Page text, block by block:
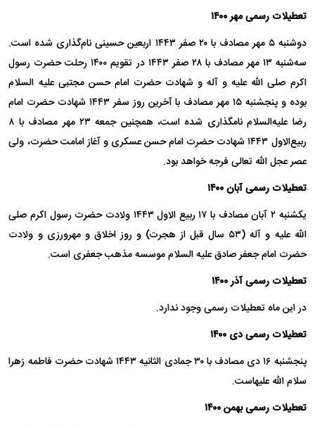
تعطیلات رسمی مهر ۱۴۰۰
دوشنبه ۵ مهر مصادف با ۲۰ صفر ۱۴۴۳ اربعین حسینی نام‌گذاری شده است.
سه‌شنبه ۱۳ مهر مصادف با ۲۸ صفر ۱۴۴۳ در تقویم ۱۴۰۰ رحلت حضرت رسول
اکرم صلی الله علیه و آله و شهادت حضرت امام حسن مجتبی علیه السلام
بوده و پنجشنبه ۱۵ مهر مصادف با آخرین روز سفر ۱۴۴۳ شهادت حضرت امام
رضا علیه‌السلام نامگذاری شده است، همچنین جمعه ۲۳ مهر مصادف با ۸
ربیع‌الاول ۱۴۴۳ شهادت حضرت امام حسن عسکری و آغاز امامت حضرت، ولی
عصر عجل الله تعالی فرجه خواهد بود.
تعطیلات رسمی آبان ۱۴۰۰
یکشنبه ۲ آبان مصادف با ۱۷ ربیع الاول ۱۴۴۳ ولادت حضرت رسول اکرم صلی
الله علیه و آله (۵۳ سال قبل از هجرت) و روز اخلاق و مهرورزی و ولادت
حضرت امام جعفر صادق علیه السلام موسسه مذهب جعفری است.
تعطیلات رسمی آذر ۱۴۰۰
در این ماه تعطیلات رسمی وجود ندارد.
تعطیلات رسمی دی ۱۴۰۰
پنجشنبه ۱۶ دی مصادف با ۳۰ جمادی الثانیه ۱۴۴۳ شهادت حضرت فاطمه زهرا
سلام الله علیهاست.
تعطیلات رسمی بهمن ۱۴۰۰